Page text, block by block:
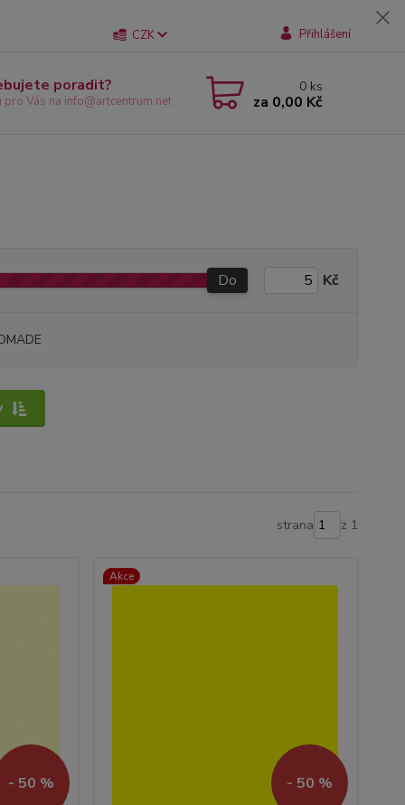
CZK Přihlášení
poradit?
pro Vás na info@artcentrum.net
0 ks
za 0,00 Kč
Do Kč
strana z 1
- 50 %
Akce
- 50 %